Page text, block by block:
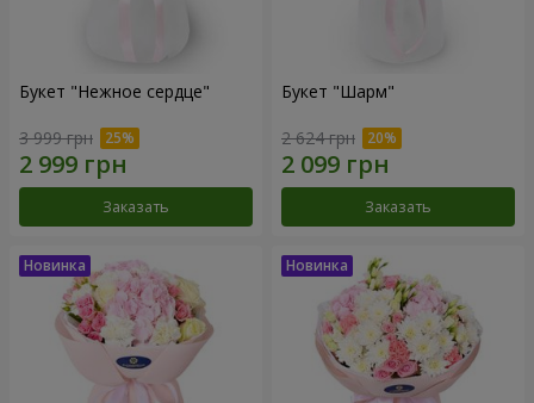
Букет "Нежное сердце"
3 999 грн
Заказать
Букет "Шарм"
2 624 грн
Заказать